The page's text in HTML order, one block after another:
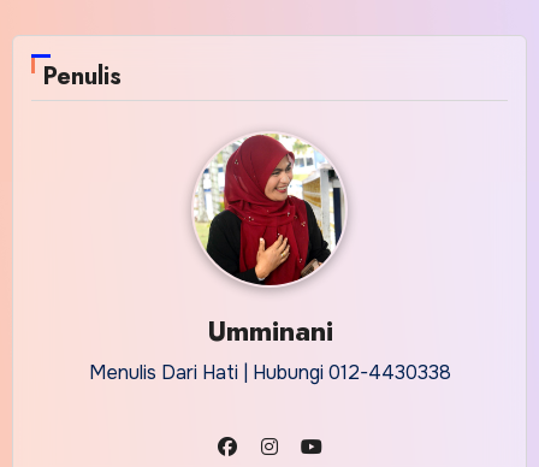
Penulis
Umminani
Menulis Dari Hati | Hubungi 012-4430338